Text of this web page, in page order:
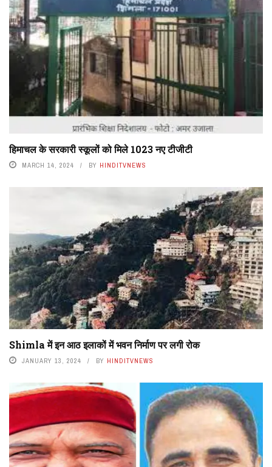
हिमाचल के सरकारी स्कूलों को मिले 1023 नए टीजीटी
MARCH 14, 2024 BY HINDITVNEWS
Shimla में इन आठ इलाकों में भवन निर्माण पर लगी रोक
JANUARY 13, 2024 BY HINDITVNEWS